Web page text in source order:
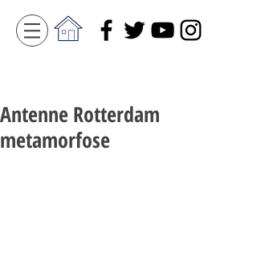
Antenne Rotterdam
metamorfose